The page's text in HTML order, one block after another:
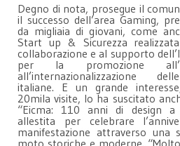
Degno di nota, prosegue il
il successo dell’area Gaming,
da migliaia di giovani, come
Start up & Sicurezza
collaborazione e al supporto
per la promozione
all’internazionalizzazione
italiane. E un grande
20mila visite, lo ha suscitato
“Eicma: 110 anni di design a
allestita per celebrare
manifestazione attraverso una
moto storiche e moderne.